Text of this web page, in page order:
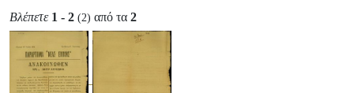
Βλέπετε 1 - 2 (2) από τα 2